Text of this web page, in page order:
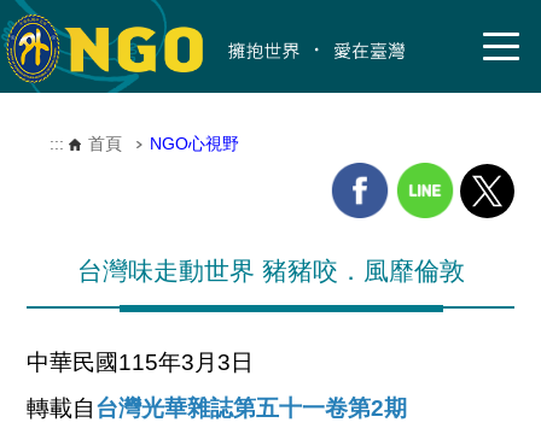
::: 首頁 NGO心視野
台灣味走動世界 豬豬咬．風靡倫敦
中華民國115年3月3日
轉載自台灣光華雜誌第五十一卷第2期